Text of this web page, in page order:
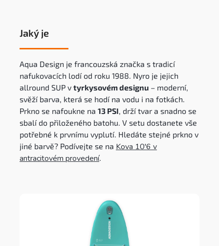
Jaký je
Aqua Design je francouzská značka s tradicí
nafukovacích lodí od roku 1988. Nyro je jejich
allround SUP v tyrkysovém designu – moderní,
svěží barva, která se hodí na vodu i na fotkách.
Prkno se nafoukne na 13 PSI , drží tvar a snadno se
sbalí do přiloženého batohu. V setu dostanete vše
potřebné k prvnímu vyplutí. Hledáte stejné prkno v
jiné barvě? Podívejte se na Kova 10'6 v
antracitovém provedení.